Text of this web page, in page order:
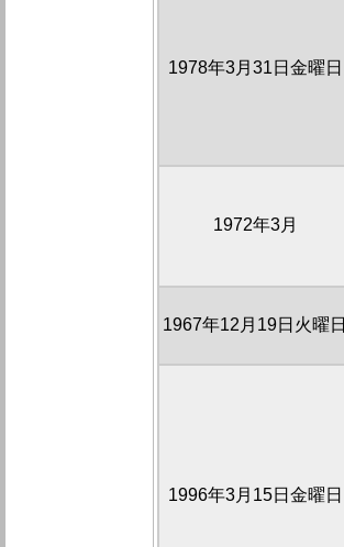
1978年3月31日金曜日
1972年3月
1967年12月19日火曜日
1996年3月15日金曜日